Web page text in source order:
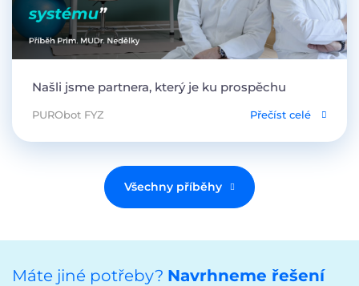
Našli jsme partnera, který je ku prospěchu
PURObot FYZ Přečíst celé
Všechny příběhy
Máte jiné potřeby? Navrhneme řešení